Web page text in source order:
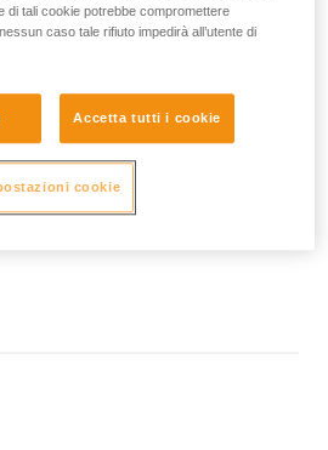
di tali cookie potrebbe compromettere
caso tale rifiuto impedirà all’utente di
Accetta tutti i cookie
cookie